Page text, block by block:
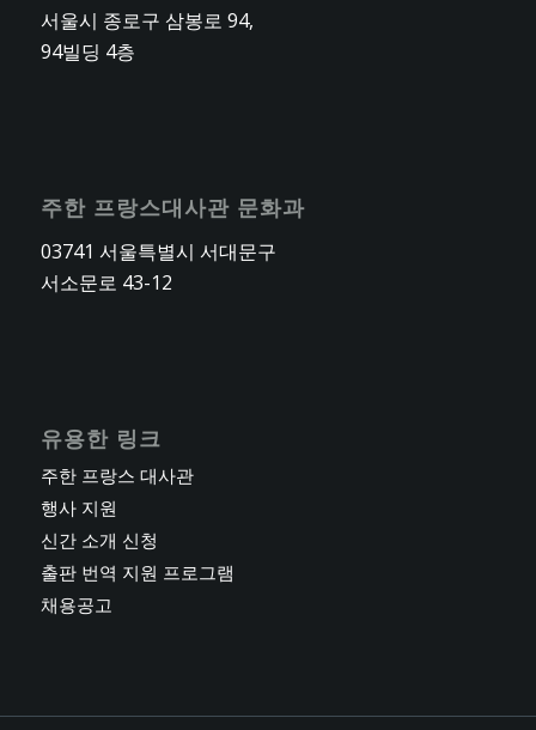
서울시 종로구 삼봉로 94,
94빌딩 4층
주한 프랑스대사관 문화과
03741 서울특별시 서대문구
서소문로 43-12
유용한 링크
주한 프랑스 대사관
행사 지원
신간 소개 신청
출판 번역 지원 프로그램
채용공고